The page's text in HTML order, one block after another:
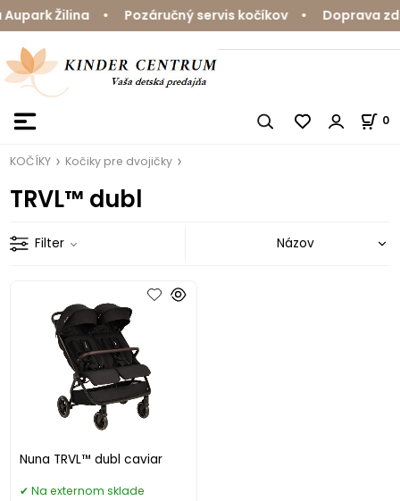
Žilina • Pozáručný servis kočíkov • Doprava
0
KOČÍKY Kočiky pre dvojičky
TRVL™ dubl
Filter
Nuna TRVL™ dubl caviar
Na externom sklade